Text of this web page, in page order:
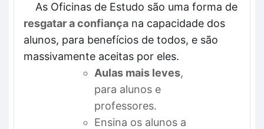
As Oficinas de Estudo são uma forma de
resgatar a confiança na capacidade dos
alunos, para benefícios de todos, e são
massivamente aceitas por eles.
Aulas mais leves,
para alunos e
professores.
Ensina os alunos a